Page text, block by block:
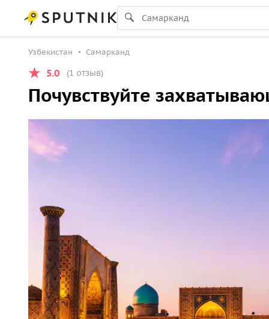
Узбекистан Самарканд
5.0 (1 отзыв)
Почувствуйте